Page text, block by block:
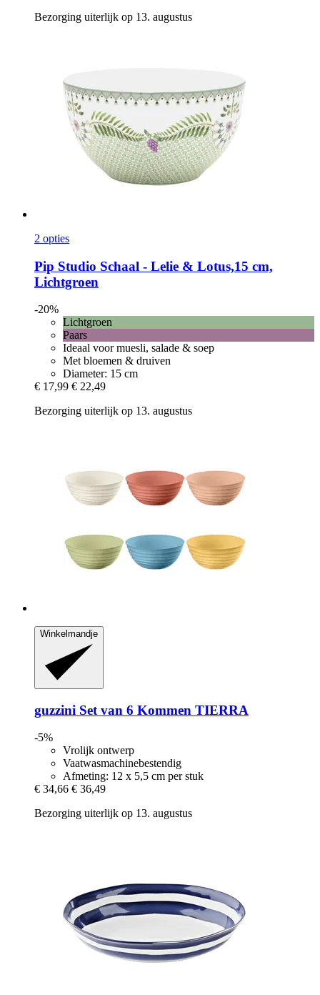
Bezorging uiterlijk op 13. augustus
2 opties
Pip Studio Schaal -​ Lelie & Lotus,15 cm,
Lichtgroen
-20%
Lichtgroen
Paars
Ideaal voor muesli, salade & soep
Met bloemen & druiven
Diameter: 15 cm
€ 17,99 € 22,49
Bezorging uiterlijk op 13. augustus
Winkelmandje
guzzini Set van 6 Kommen TIERRA
-5%
Vrolijk ontwerp
Vaatwasmachinebestendig
Afmeting: 12 x 5,5 cm per stuk
€ 34,66 € 36,49
Bezorging uiterlijk op 13. augustus